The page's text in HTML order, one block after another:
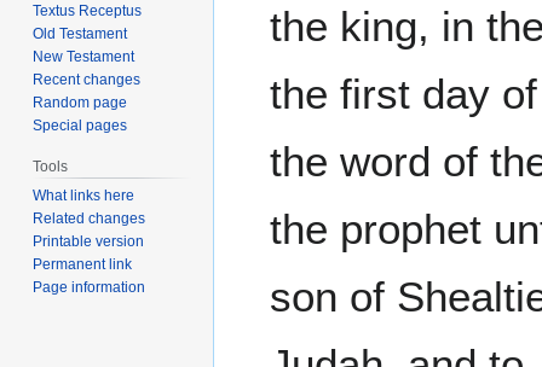
the king, in
the first day
the word of
the prophet
son of
Textus Receptus
Old Testament
New Testament
Recent changes
Random page
Special pages
Tools
What links here
Related changes
Printable version
Permanent link
Page information